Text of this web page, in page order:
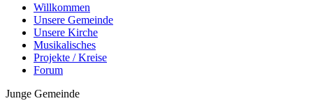
Willkommen
Unsere Gemeinde
Unsere Kirche
Musikalisches
Projekte / Kreise
Forum
Junge Gemeinde